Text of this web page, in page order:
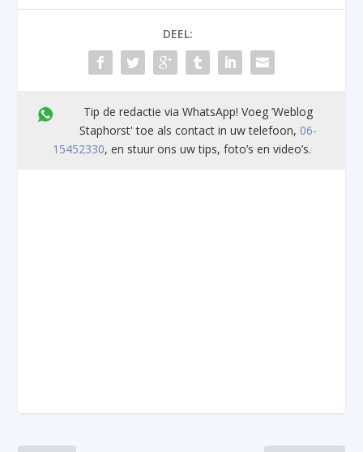
DEEL:
Tip de redactie via WhatsApp! Voeg ’Weblog
Staphorst' toe als contact in uw telefoon, 06-
15452330, en stuur ons uw tips, foto’s en video’s.